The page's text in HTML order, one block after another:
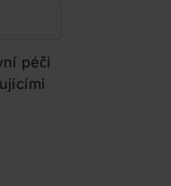
péči